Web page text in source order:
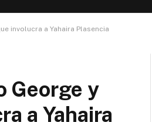
involucra a Yahaira Plasencia
George y
a Yahaira